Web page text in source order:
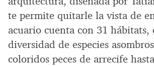
te permite quitarle la vista de
acuario cuenta con 31 hábitats,
diversidad de especies
coloridos peces de arrecife